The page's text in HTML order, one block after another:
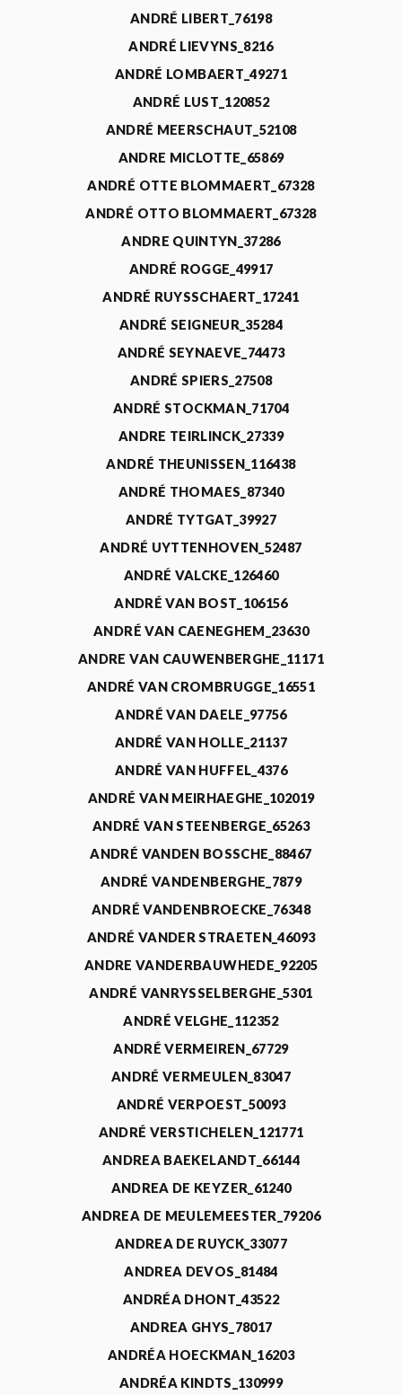
ANDRÉ LIBERT_76198
ANDRÉ LIEVYNS_8216
ANDRÉ LOMBAERT_49271
ANDRÉ LUST_120852
ANDRÉ MEERSCHAUT_52108
ANDRE MICLOTTE_65869
ANDRÉ OTTE BLOMMAERT_67328
ANDRÉ OTTO BLOMMAERT_67328
ANDRE QUINTYN_37286
ANDRÉ ROGGE_49917
ANDRÉ RUYSSCHAERT_17241
ANDRÉ SEIGNEUR_35284
ANDRÉ SEYNAEVE_74473
ANDRÉ SPIERS_27508
ANDRÉ STOCKMAN_71704
ANDRE TEIRLINCK_27339
ANDRÉ THEUNISSEN_116438
ANDRÉ THOMAES_87340
ANDRÉ TYTGAT_39927
ANDRÉ UYTTENHOVEN_52487
ANDRÉ VALCKE_126460
ANDRÉ VAN BOST_106156
ANDRÉ VAN CAENEGHEM_23630
ANDRE VAN CAUWENBERGHE_11171
ANDRÉ VAN CROMBRUGGE_16551
ANDRÉ VAN DAELE_97756
ANDRÉ VAN HOLLE_21137
ANDRÉ VAN HUFFEL_4376
ANDRÉ VAN MEIRHAEGHE_102019
ANDRÉ VAN STEENBERGE_65263
ANDRÉ VANDEN BOSSCHE_88467
ANDRÉ VANDENBERGHE_7879
ANDRÉ VANDENBROECKE_76348
ANDRÉ VANDER STRAETEN_46093
ANDRE VANDERBAUWHEDE_92205
ANDRÉ VANRYSSELBERGHE_5301
ANDRÉ VELGHE_112352
ANDRÉ VERMEIREN_67729
ANDRÉ VERMEULEN_83047
ANDRÉ VERPOEST_50093
ANDRÉ VERSTICHELEN_121771
ANDREA BAEKELANDT_66144
ANDREA DE KEYZER_61240
ANDREA DE MEULEMEESTER_79206
ANDREA DE RUYCK_33077
ANDREA DEVOS_81484
ANDRÉA DHONT_43522
ANDREA GHYS_78017
ANDRÉA HOECKMAN_16203
ANDRÉA KINDTS_130999